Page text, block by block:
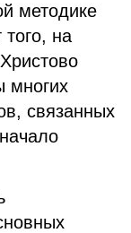
методике
на
многих
связанных